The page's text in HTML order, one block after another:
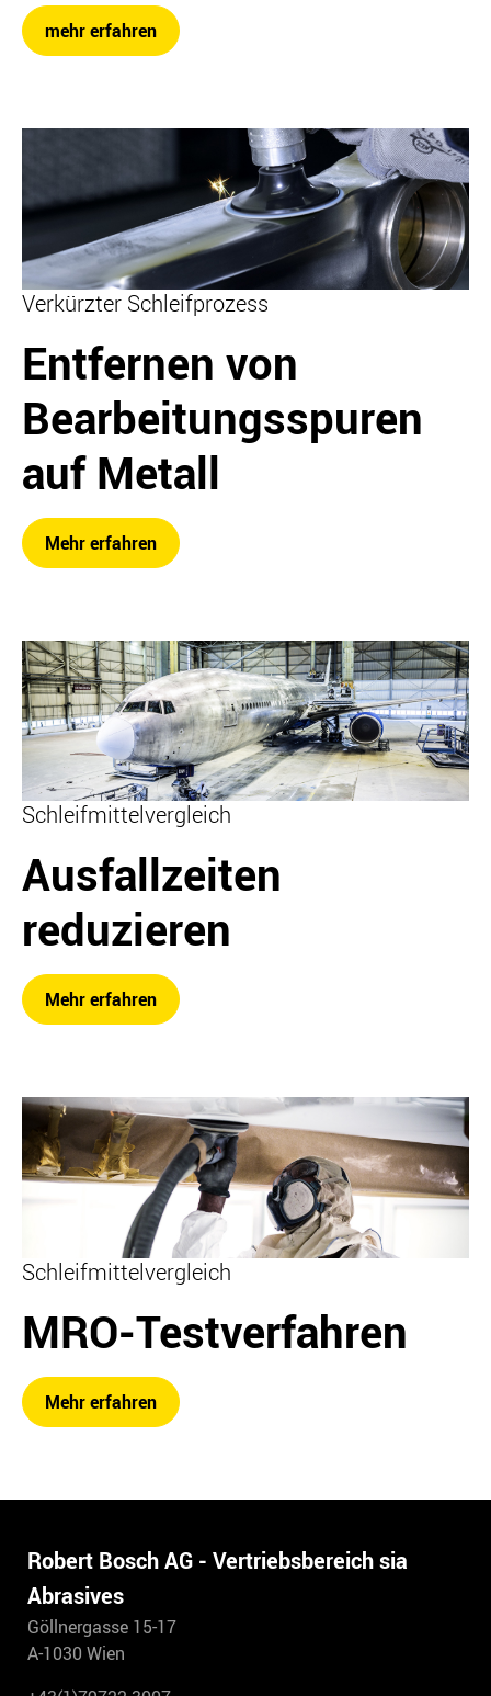
mehr erfahren
Verkürzter Schleifprozess
Entfernen von
Bearbeitungsspuren
auf Metall
Mehr erfahren
Schleifmittelvergleich
Ausfallzeiten
reduzieren
Mehr erfahren
Schleifmittelvergleich
MRO-Testverfahren
Mehr erfahren
Robert Bosch AG - Vertriebsbereich sia
Abrasives
Göllnergasse 15-17
A-1030 Wien